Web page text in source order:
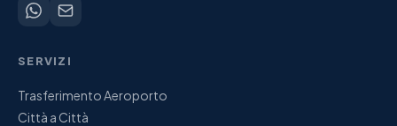
SERVIZI
Trasferimento Aeroporto
Città a Città